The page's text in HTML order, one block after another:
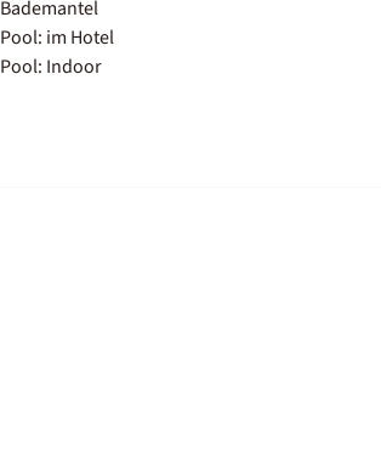
Bademantel
Pool: im Hotel
Pool: Indoor